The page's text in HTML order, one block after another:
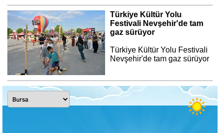
Türkiye Kültür Yolu
Festivali Nevşehir'de tam
gaz sürüyor
Türkiye Kültür Yolu Festivali
Nevşehir'de tam gaz sürüyor